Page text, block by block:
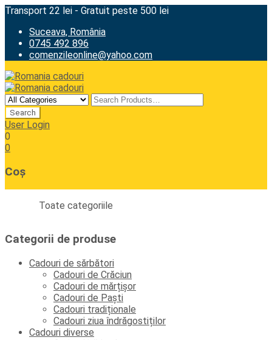
Transport 22 lei - Gratuit peste 500 lei
Suceava, România
0745 492 896
comenzileonline@yahoo.com
User Login
0
0
Coș
Toate categoriile
Categorii de produse
Cadouri de sărbători
Cadouri de Crăciun
Cadouri de mărțișor
Cadouri de Paști
Cadouri tradiționale
Cadouri ziua îndrăgostiților
Cadouri diverse